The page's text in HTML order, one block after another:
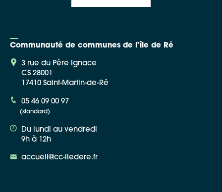
Communauté de communes de l'île de Ré
3 rue du Père Ignace
CS 28001
17410 Saint-Martin-de-Ré
05 46 09 00 97
(standard)
Du lundi au vendredi
9h à 12h
accueil@cc-iledere.fr
Apple Plans